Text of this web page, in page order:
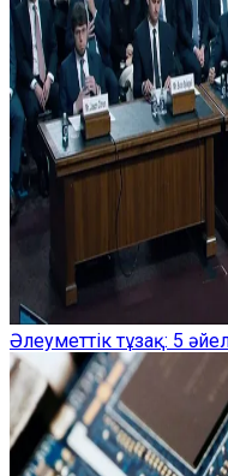
Әлеуметтік тұзақ: 5